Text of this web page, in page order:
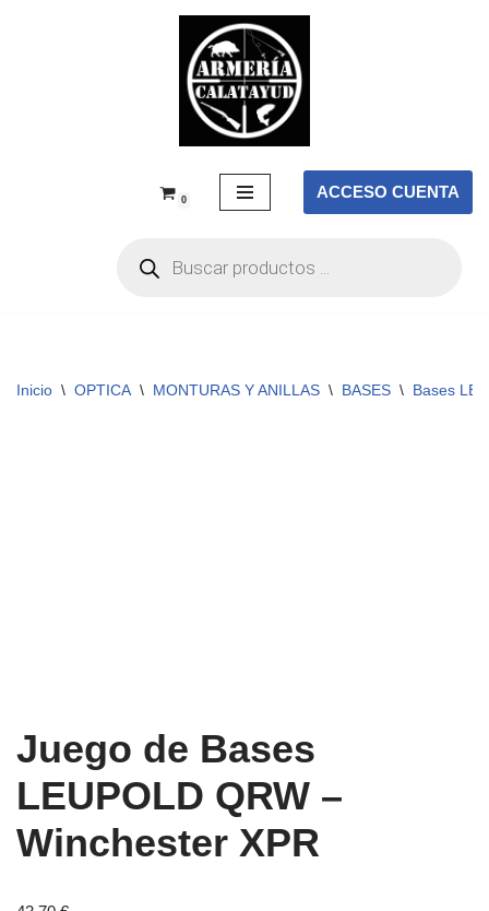
0 ACCESO CUENTA
Inicio \ OPTICA \ MONTURAS Y ANILLAS \ BASES \ Bases
Juego de Bases
LEUPOLD QRW –
Winchester XPR